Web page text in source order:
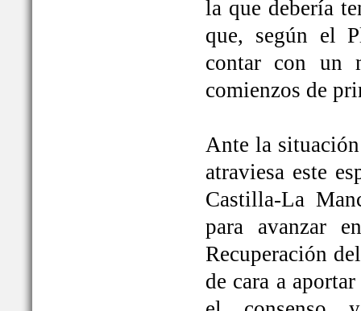
la que debería
que, según el
contar con un
comienzos de
Ante la
atraviesa este
Castilla-La
para avanzar
Recuperación
de cara a